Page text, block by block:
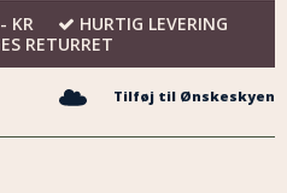
KR
HURTIG LEVERING
RETURRET
Tilføj til Ønskeskyen